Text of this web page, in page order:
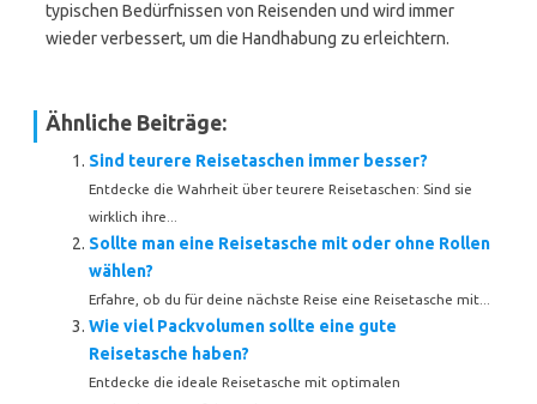
typischen Bedürfnissen von Reisenden und wird immer
wieder verbessert, um die Handhabung zu erleichtern.
Ähnliche Beiträge:
Sind teurere Reisetaschen immer besser?
Entdecke die Wahrheit über teurere Reisetaschen: Sind sie
wirklich ihre...
Sollte man eine Reisetasche mit oder ohne Rollen
wählen?
Erfahre, ob du für deine nächste Reise eine Reisetasche mit...
Wie viel Packvolumen sollte eine gute
Reisetasche haben?
Entdecke die ideale Reisetasche mit optimalen